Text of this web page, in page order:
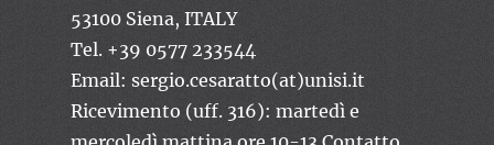
53100 Siena, ITALY
Tel. +39 0577 233544
Email: sergio.cesaratto(at)unisi.it
Ricevimento (uff. 316): martedì e